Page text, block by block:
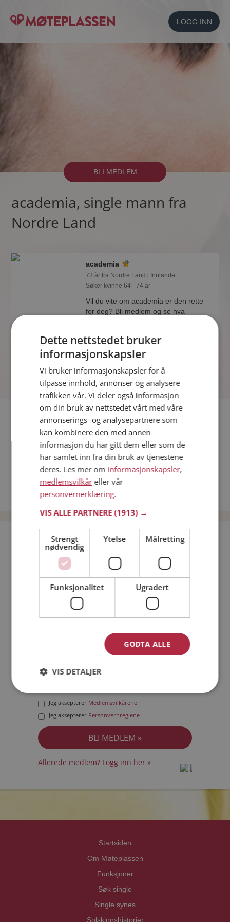
LOGG INN
BLI MEDLEM
academia, single mann fra
Nordre Land
academia
73 år fra Nordre Land i Innlandet
Søker kvinne 64 - 74 år
Vil du vite om academia er den rette
for deg? Bli medlem og se hva
selv?
Fler single
Flere singlemenn fra Nordre Land:Dag,nord gutt 60
toerbest
Kvinner fra Nordre Land
Date kvinner i Norge
Date menn i Norge
Bli medlem gratis!
Jeg er en: Mann Kvinne
Min alder:
Jeg aksepterer Medlemsvilkårene
Jeg aksepterer Personvernreglene
Allerede medlem? Logg inn her »
Startsiden
Om Møteplassen
Funksjoner
Søk single
Single synes
Solskinnshistorier
Dette nettstedet bruker
informasjonskapsler
Vi bruker informasjonskapsler for å
tilpasse innhold, annonser og analysere
trafikken vår. Vi deler også informasjon
om din bruk av nettstedet vårt med våre
annonserings- og analysepartnere som
kan kombinere den med annen
informasjon du har gitt dem eller som de
har samlet inn fra din bruk av tjenestene
deres. Les mer om informasjonskapsler,
medlemsvilkåreller vår
personvernerklæring.
VIS ALLE PARTNERE(1913) →
Strengt
nødvendig
Ytelse Målretting
Funksjonalitet Ugradert
GODTA ALLE
VIS DETALJER